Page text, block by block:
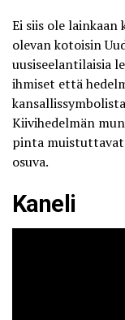
Ei siis ole
olevan kotoisin
uusiseelantilaisia
ihmiset että
Kiivihedelmän
pinta
osuva.
Kaneli